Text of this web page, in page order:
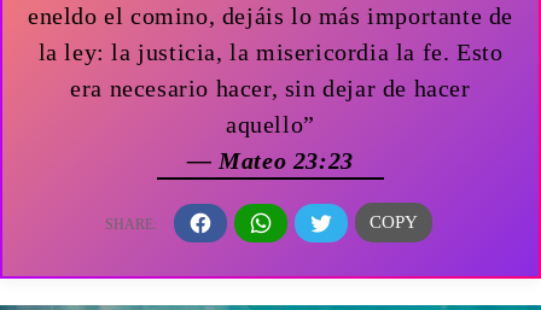
eneldo el comino, dejáis lo más importante de
la ley: la justicia, la misericordia la fe. Esto
era necesario hacer, sin dejar de hacer
aquello”
— Mateo 23:23